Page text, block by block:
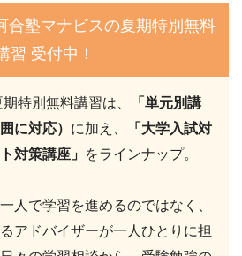
合塾マナビスの夏期特別無料
習 受付中！
特別無料講習は、
「単元別講
に対応） に加え、
「大学入試対
対策講座」 をラインナップ。
人で学習を進めるのではなく、
アドバイザーが一人ひとりに担